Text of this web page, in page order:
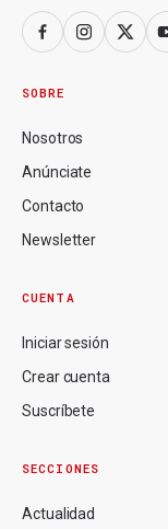
SOBRE
Nosotros
Anúnciate
Contacto
Newsletter
CUENTA
Iniciar sesión
Crear cuenta
Suscríbete
SECCIONES
Actualidad